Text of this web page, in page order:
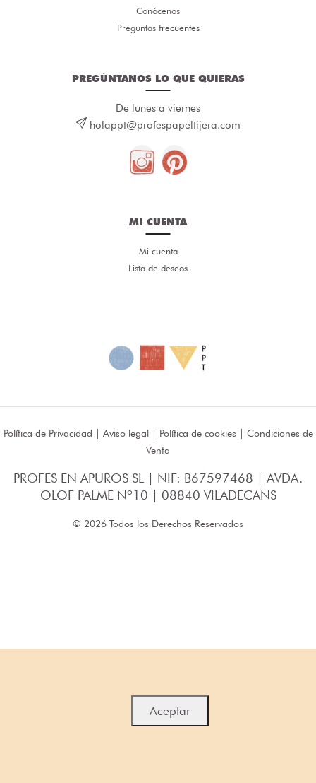
Conócenos
Preguntas frecuentes
PREGÚNTANOS LO QUE QUIERAS
De lunes a viernes
holappt@profespapeltijera.com
MI CUENTA
Mi cuenta
Lista de deseos
Política de Privacidad | Aviso legal| Política de cookies | Condiciones de
Venta
PROFES EN APUROS SL | NIF: B67597468 | AVDA.
OLOF PALME Nº10 | 08840 VILADECANS
© 2026 Todos los Derechos Reservados
Aceptar